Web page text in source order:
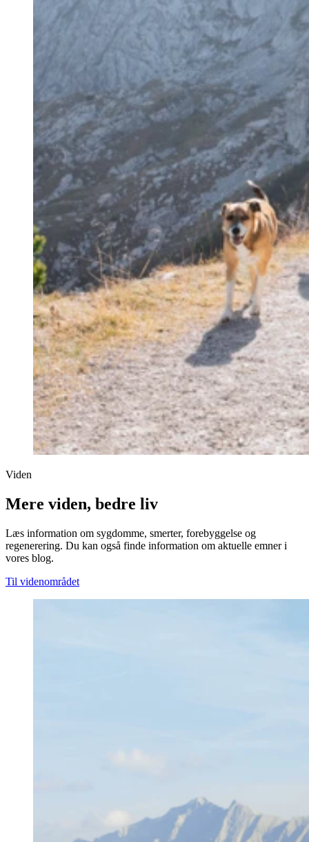
Viden
Mere viden, bedre liv
Læs information om sygdomme, smerter, forebyggelse og
regenerering. Du kan også finde information om aktuelle emner i
vores blog.
Til videnområdet